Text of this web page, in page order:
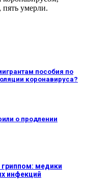
умерли.
пособия по
коронавируса?
о продлении
гриппом: медики
инфекций